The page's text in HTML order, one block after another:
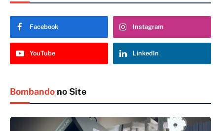
Facebook Instagram
YouTube LinkedIn
Bombando no Site